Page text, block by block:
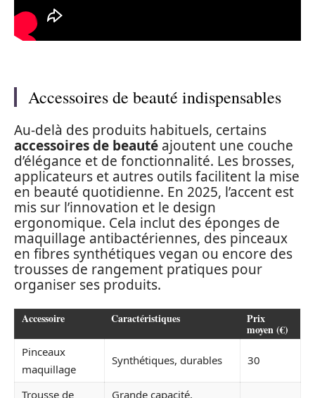
Accessoires de beauté indispensables
Au-delà des produits habituels, certains
accessoires de beauté ajoutent une couche
d’élégance et de fonctionnalité. Les brosses,
applicateurs et autres outils facilitent la mise
en beauté quotidienne. En 2025, l’accent est
mis sur l’innovation et le design
ergonomique. Cela inclut des éponges de
maquillage antibactériennes, des pinceaux
en fibres synthétiques vegan ou encore des
trousses de rangement pratiques pour
organiser ses produits.
Accessoire Caractéristiques Prix
moyen (€)
Pinceaux
maquillage
Synthétiques, durables 30
Trousse de
Grande capacité,